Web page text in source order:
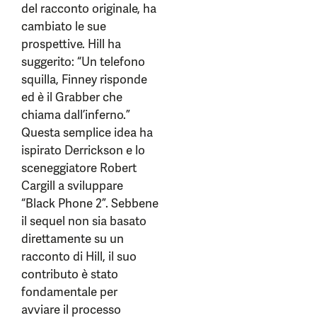
del racconto originale, ha
cambiato le sue
prospettive. Hill ha
suggerito: “Un telefono
squilla, Finney risponde
ed è il Grabber che
chiama dall’inferno.”
Questa semplice idea ha
ispirato Derrickson e lo
sceneggiatore Robert
Cargill a sviluppare
“Black Phone 2”. Sebbene
il sequel non sia basato
direttamente su un
racconto di Hill, il suo
contributo è stato
fondamentale per
avviare il processo